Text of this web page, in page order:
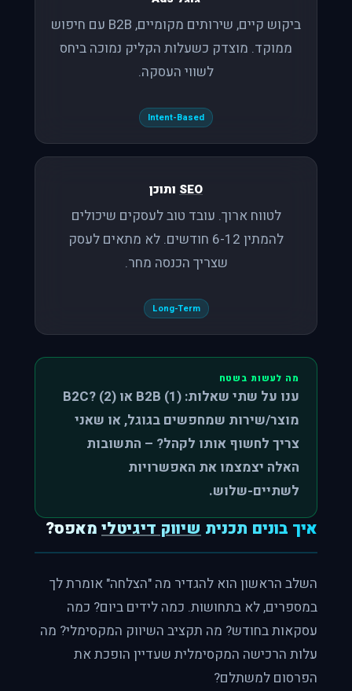
ביקוש קיים, שירותים מקומיים, B2B עם חיפוש
ממוקד. מוצדק כשעלות הקליק נמוכה ביחס
לשווי העסקה.
Intent-Based
SEO ותוכן
לטווח ארוך. עובד טוב לעסקים שיכולים
להמתין 6-12 חודשים. לא מתאים לעסק
שצריך הכנסה מחר.
Long-Term
מה לעשות בשטח
ענו על שתי שאלות: (1) B2B או B2C? (2)
מוצר/שירות שמחפשים בגוגל, או שאני
צריך לחשוף אותו לקהל? – התשובות
האלה יצמצמו את האפשרויות
לשתיים-שלוש.
איך בונים תכנית שיווק דיגיטלי מאפס?
השלב הראשון הוא להגדיר מה "הצלחה" אומרת לך
במספרים, לא בתחושות. כמה לידים ביום? כמה
עסקאות בחודש? מה תקציב השיווק המקסימלי? מה
עלות הרכישה המקסימלית שעדיין הופכת את
הפרסום למשתלם?